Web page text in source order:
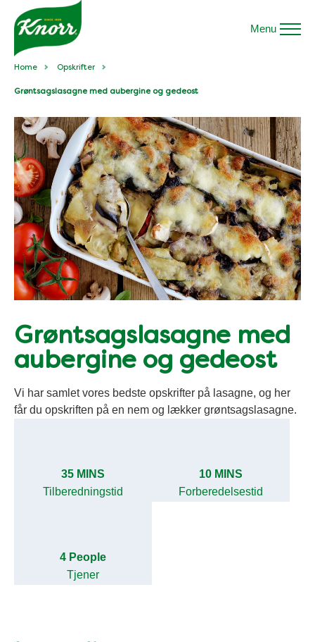
Menu
Home Opskrifter
Grøntsagslasagne med aubergine og gedeost
Grøntsagslasagne med
aubergine og gedeost
Vi har samlet vores bedste opskrifter på lasagne, og her
får du opskriften på en nem og lækker grøntsagslasagne.
35 MINS
Tilberedningstid
10 MINS
Forberedelsestid
4 People
Tjener